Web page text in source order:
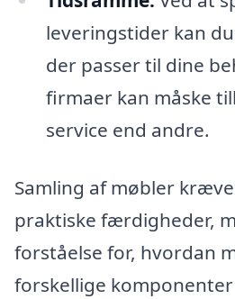
leveringstider kan
der passer til dine
firmaer kan måske
service end andre.
Samling af møbler
praktiske færdigheder,
forståelse for, hvordan
forskellige